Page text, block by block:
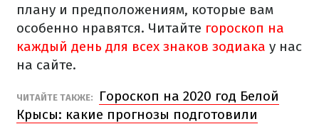
плану и предположениям, которые вам
особенно нравятся. Читайте гороскоп на
каждый день для всех знаков зодиака у нас
на сайте.
ЧИТАЙТЕ ТАКЖЕ:
Гороскоп на 2020 год Белой
Крысы: какие прогнозы подготовили